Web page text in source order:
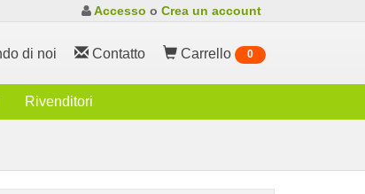
Accesso o Crea un account
di noi Contatto Carrello 0
Rivenditori